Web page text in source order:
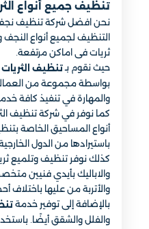
تنظيف جميع أنواع
نحن افضل شركة تنظيف
التنظيف لجميع أنواع
ثريات فى اماكن مرتفعة.
حيث نقوم بـتنظيف
بواسطة مجموعة من
والمهارة في تنفيذ كافة
كما نوفر في شركة تنظيف
أنواع المساحيق الخاصة
باستيرادها من الدول
كذلك نوفر تنظيف وتلميع
والاباليك بأيدي فنيين
والأتربة من عليها باختلاف
بالإضافة إلى توفير خدمة
والفلل والشقق أيضًا.